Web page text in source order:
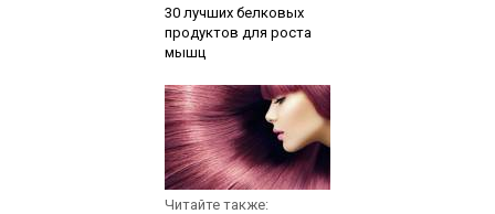
30 лучших белковых
продуктов для роста
мышц
Читайте также: